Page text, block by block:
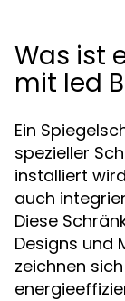
Was ist
mit led
Ein
spezieller
installiert
auch
Diese
Designs und
zeichnen